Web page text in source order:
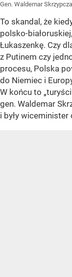
Gen. Waldemar
To skandal, że
polsko-
Łukaszenkę. Czy
z Putinem czy
procesu, Polska
do Niemiec i
W końcu to
gen. Waldemar
i były